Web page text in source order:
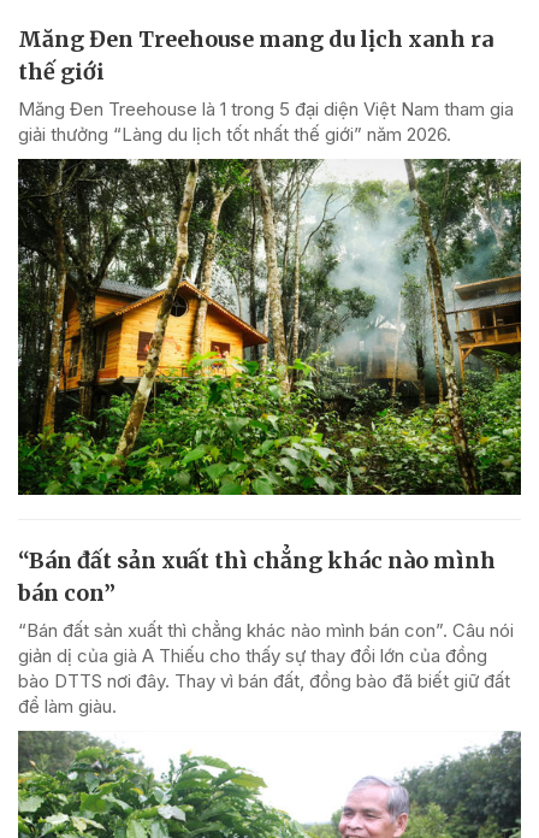
Măng Đen Treehouse mang du lịch xanh ra
thế giới
Măng Đen Treehouse là 1 trong 5 đại diện Việt Nam tham gia
giải thưởng “Làng du lịch tốt nhất thế giới” năm 2026.
“Bán đất sản xuất thì chẳng khác nào mình
bán con”
“Bán đất sản xuất thì chẳng khác nào mình bán con”. Câu nói
giản dị của già A Thiếu cho thấy sự thay đổi lớn của đồng
bào DTTS nơi đây. Thay vì bán đất, đồng bào đã biết giữ đất
để làm giàu.